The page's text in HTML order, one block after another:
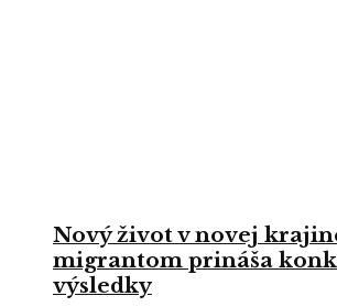
Nový život v novej
migrantom prináša
výsledky